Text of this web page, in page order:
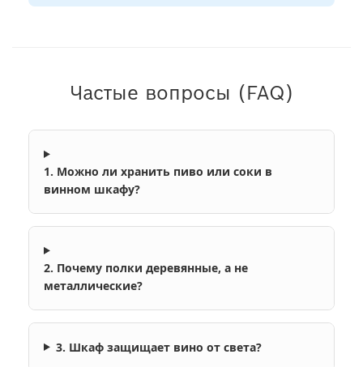
Частые вопросы (FAQ)
1. Можно ли хранить пиво или соки в
винном шкафу?
2. Почему полки деревянные, а не
металлические?
3. Шкаф защищает вино от света?